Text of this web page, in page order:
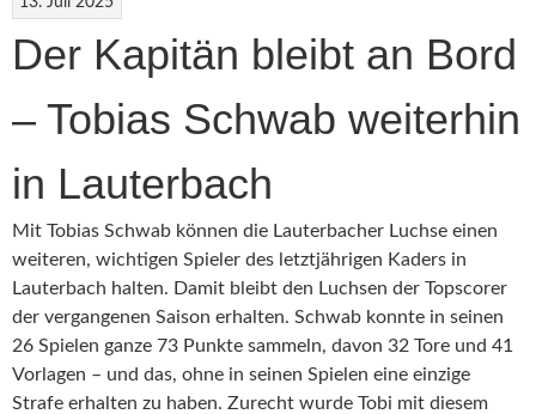
Der Kapitän bleibt an Bord
– Tobias Schwab weiterhin
in Lauterbach
Mit Tobias Schwab können die Lauterbacher Luchse einen
weiteren, wichtigen Spieler des letztjährigen Kaders in
Lauterbach halten. Damit bleibt den Luchsen der Topscorer
der vergangenen Saison erhalten. Schwab konnte in seinen
26 Spielen ganze 73 Punkte sammeln, davon 32 Tore und 41
Vorlagen – und das, ohne in seinen Spielen eine einzige
Strafe erhalten zu haben. Zurecht wurde Tobi mit diesem